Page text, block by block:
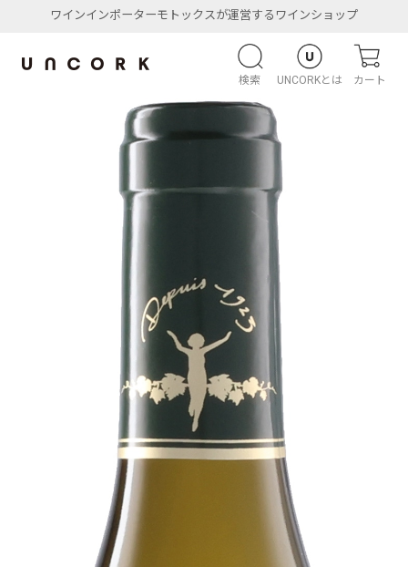
ワインインポーターモトックスが運営するワインショップ
検索 UNCORKとは カート